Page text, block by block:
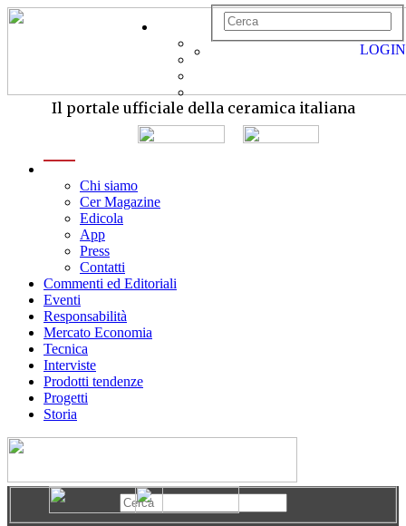
Il portale ufficiale della ceramica italiana
Chi siamo
Cer Magazine
Edicola
App
Press
Contatti
Commenti ed Editoriali
Eventi
Responsabilità
Mercato Economia
Tecnica
Interviste
Prodotti tendenze
Progetti
Storia
LOGIN